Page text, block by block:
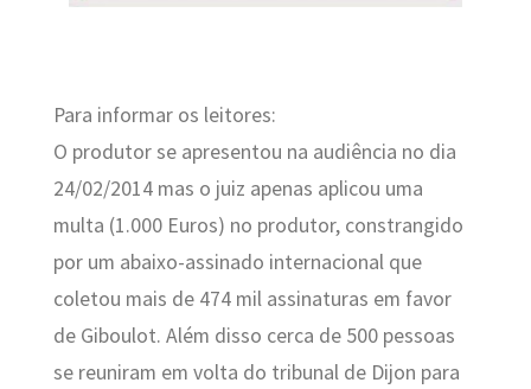
Para informar os leitores:
O produtor se apresentou na audiência no dia
24/02/2014 mas o juiz apenas aplicou uma
multa (1.000 Euros) no produtor, constrangido
por um abaixo-assinado internacional que
coletou mais de 474 mil assinaturas em favor
de Giboulot. Além disso cerca de 500 pessoas
se reuniram em volta do tribunal de Dijon para